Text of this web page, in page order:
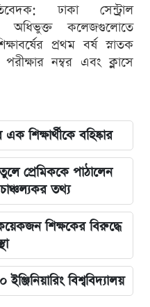
ঢাকা সেন্ট্রাল
অধিভুক্ত কলেজগুলোতে
প্রথম বর্ষ স্নাতক
পরীক্ষার নম্বর এবং ক্লাসে
শিক্ষার্থীকে বহিষ্কার
প্রেমিককে পাঠালেন
চাঞ্চল্যকর তথ্য
কয়েকজন শিক্ষকের বিরুদ্ধে
বিশ্ববিদ্যালয়